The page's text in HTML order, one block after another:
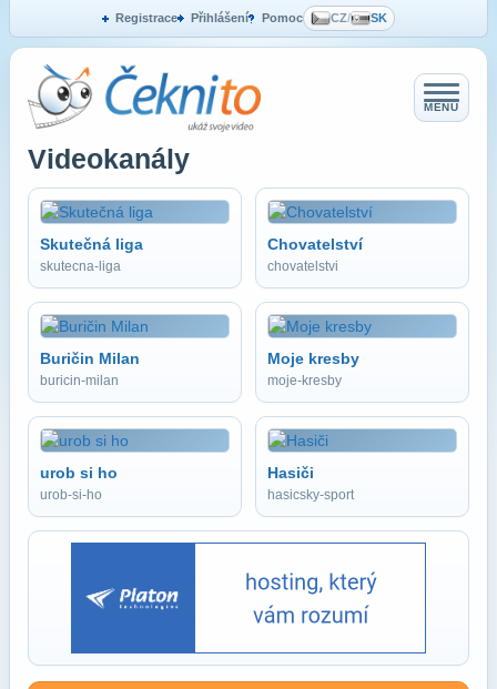
Registrace Přihlášení Pomoc CZ/ SK
MENU
Videokanály
Skutečná liga
skutecna-liga
Chovatelství
chovatelstvi
Buričin Milan
buricin-milan
Moje kresby
moje-kresby
urob si ho
urob-si-ho
Hasiči
hasicsky-sport